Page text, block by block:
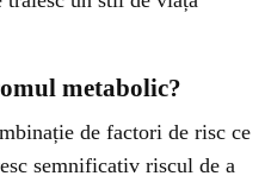
metabolic?
de factori de risc ce
semnificativ riscul de a